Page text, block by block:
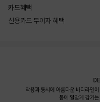
카드혜택
신용카드 무이자 혜택